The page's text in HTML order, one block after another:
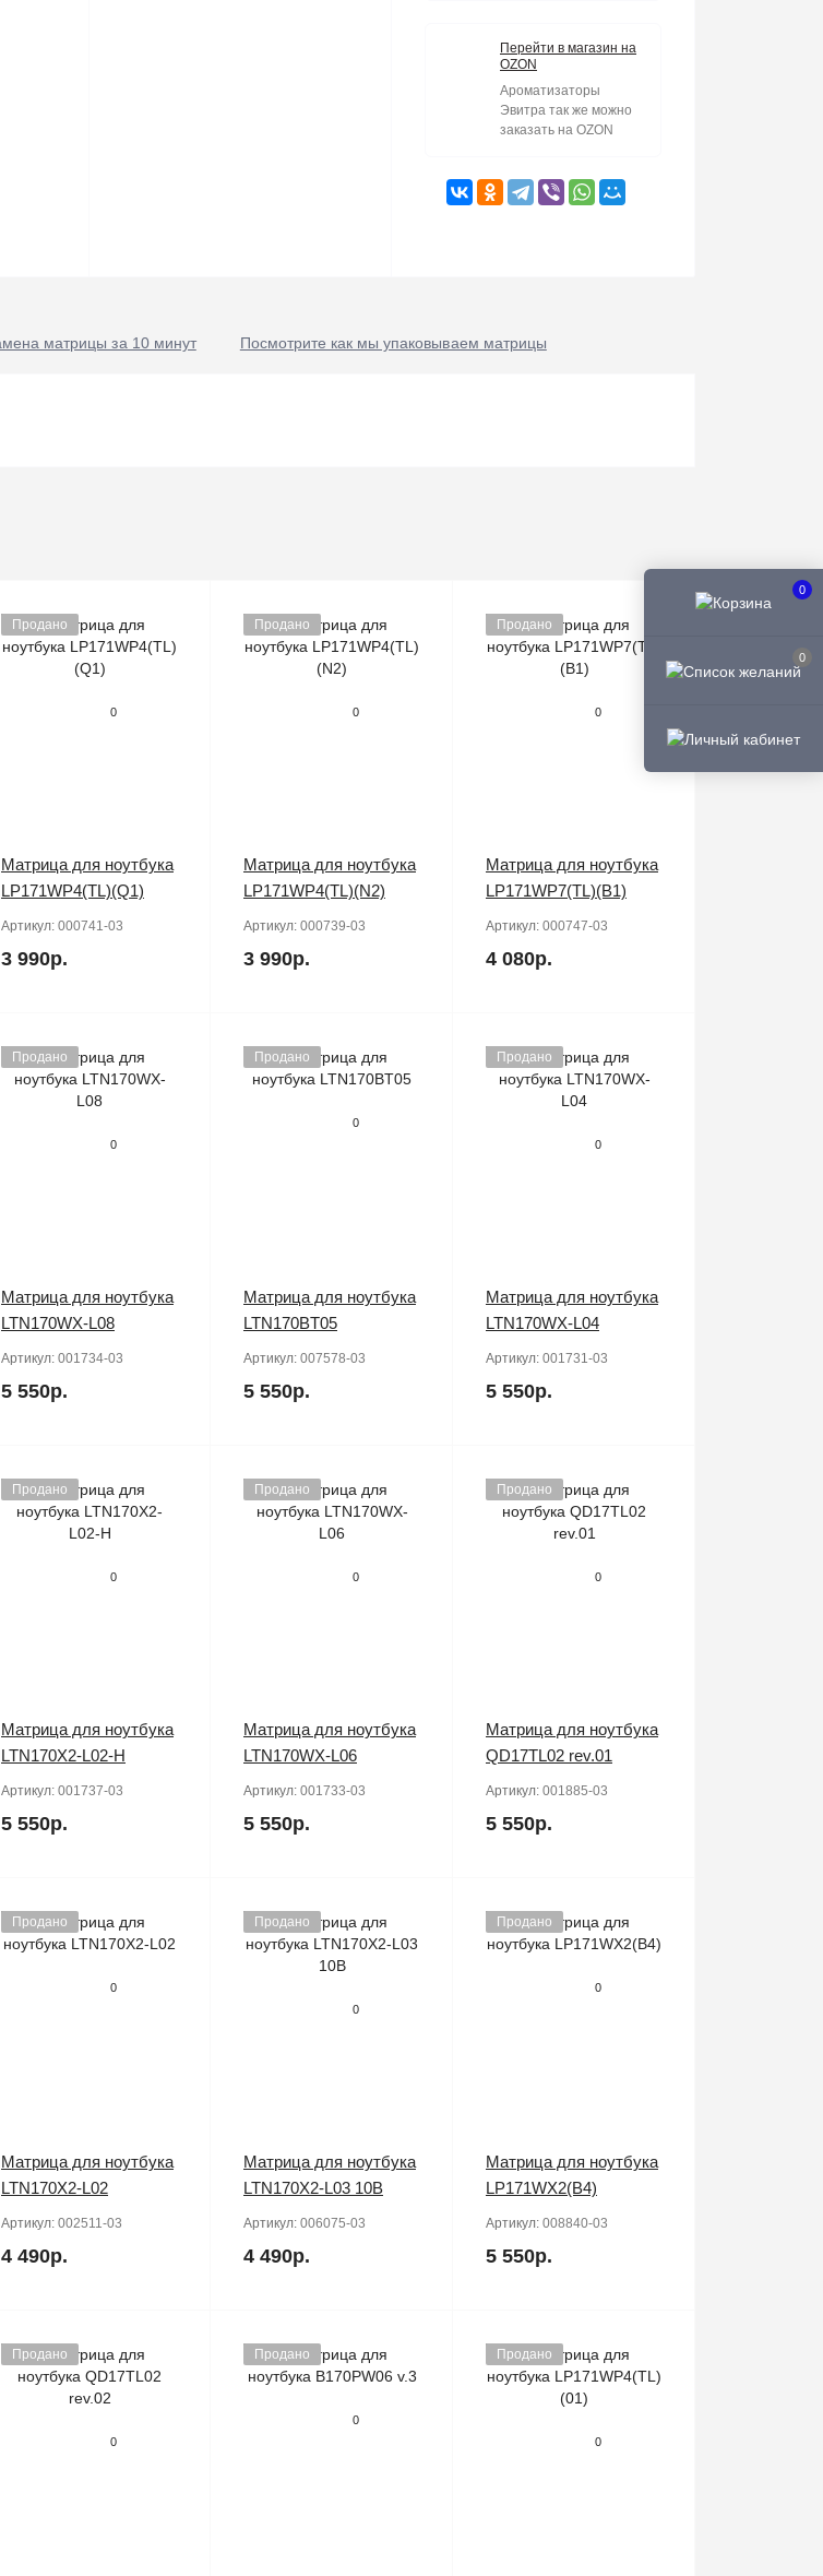
0
0
Перейти в магазин на
OZON
Ароматизаторы
Эвитра так же можно
заказать на OZON
матрицы за 10 минут Посмотрите как мы упаковываем матрицы
Продано
0
Матрица для ноутбука
LP171WP4(TL)(Q1)
Артикул: 000741-03
3 990р.
Продано
0
Матрица для ноутбука
LP171WP4(TL)(N2)
Артикул: 000739-03
3 990р.
Продано
0
Матрица для ноутбука
LP171WP7(TL)(B1)
Артикул: 000747-03
4 080р.
Продано
0
Матрица для ноутбука
LTN170WX-L08
Артикул: 001734-03
5 550р.
Продано
0
Матрица для ноутбука
LTN170BT05
Артикул: 007578-03
5 550р.
Продано
0
Матрица для ноутбука
LTN170WX-L04
Артикул: 001731-03
5 550р.
Продано
0
Матрица для ноутбука
LTN170X2-L02-H
Артикул: 001737-03
5 550р.
Продано
0
Матрица для ноутбука
LTN170WX-L06
Артикул: 001733-03
5 550р.
Продано
0
Матрица для ноутбука
QD17TL02 rev.01
Артикул: 001885-03
5 550р.
Продано
0
Матрица для ноутбука
LTN170X2-L02
Артикул: 002511-03
4 490р.
Продано
0
Матрица для ноутбука
LTN170X2-L03 10B
Артикул: 006075-03
4 490р.
Продано
0
Матрица для ноутбука
LP171WX2(B4)
Артикул: 008840-03
5 550р.
Продано
0
Продано
0
Продано
0